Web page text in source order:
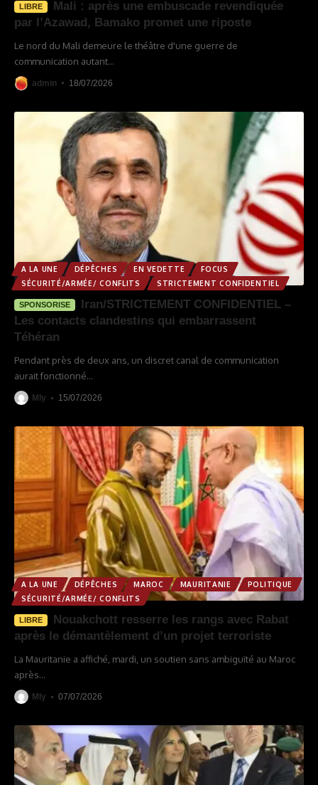
LIBRE
Mali : après une embuscade revendiquée
par l’Azawad, Bamako promet une riposte
Le nord du Mali demeure le théâtre d'une guerre de
communication autant…
admin 18/07/2026
A LA UNE DÉPÊCHES EN VEDETTE
FOCUS
SÉCURITÉ/ARMÉE/ CONFLITS
STRICTEMENT CONFIDENTIEL
SPONSORISE
Iran/STRICTEMENT CONFIDENTIEL –
Les contacts clandestins qui embarrassent
Téhéran
Pendant près de deux ans, un discret canal de communication
aurait fonctionné…
Mly 15/07/2026
A LA UNE DÉPÊCHES MAROC MAURITANIE
POLITIQUE
SÉCURITÉ/ARMÉE/ CONFLITS
LIBRE
Nouakchott resserre les rangs avec Rabat
après le démantèlement d’un projet terroriste
La Mauritanie a affiché, mardi, un soutien sans ambiguïté au Maroc
après…
Mly 07/07/2026